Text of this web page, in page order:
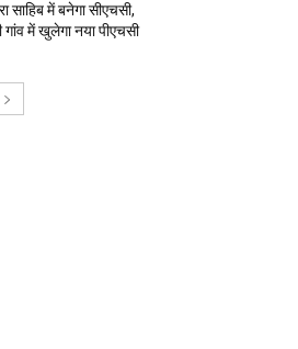
साहिब में बनेगा सीएचसी,
गांव में खुलेगा नया पीएचसी